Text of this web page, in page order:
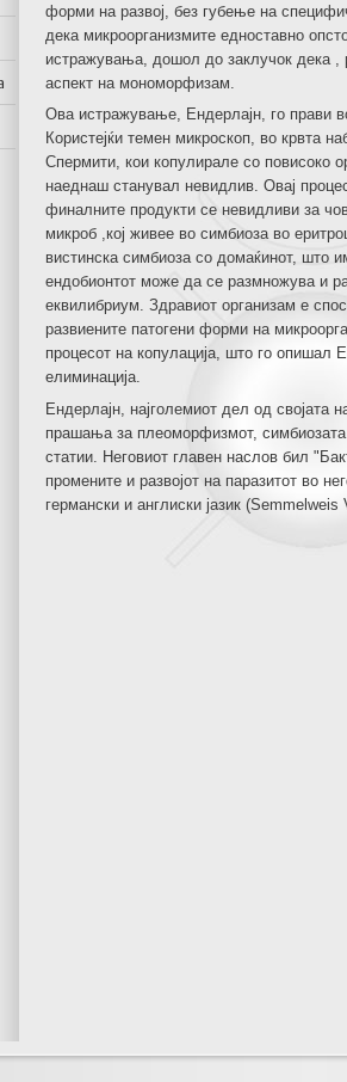
форми на развој, без губење на
дека микроорганизмите едноставно
истражувања, дошол до заклучок дека ,
аспект на мономорфизам.
Ова истражување, Ендерлајн, го прави
Користејќи темен микроскоп, во крвта
Спермити, кои копулирале со повисоко
наеднаш станувал невидлив. Овај
финалните продукти се невидливи за
микроб ,кој живее во симбиоза во
вистинска симбиоза со домаќинот, што
ендобионтот може да се размножува и
еквилибриум. Здравиот организам е
развиените патогени форми на
процесот на копулација, што го опишал
елиминација.
Ендерлајн, најголемиот дел од својата
прашања за плеоморфизмот, симбиозата
статии. Неговиот главен наслов бил
промените и развојот на паразитот во
германски и англиски јазик